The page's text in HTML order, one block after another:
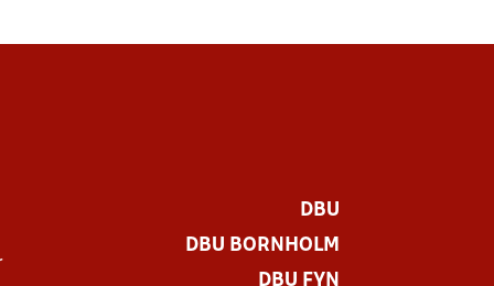
DBU
DBU BORNHOLM
DBU FYN